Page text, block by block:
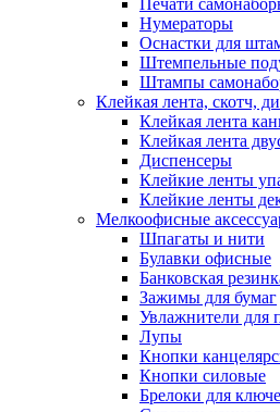
Печати
Нумераторы
Оснастки для
Штемпельные
Штампы
Клейкая лента, скотч,
Клейкая лента
Клейкая лента
Диспенсеры
Клейкие ленты
Клейкие ленты
Мелкоофисные
Шпагаты и нити
Булавки офисные
Банковская
Зажимы для бумаг
Увлажнители для
Лупы
Кнопки
Кнопки силовые
Брелоки для